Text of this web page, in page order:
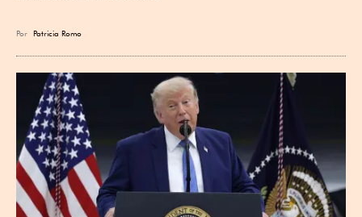
Por Patricia Romo